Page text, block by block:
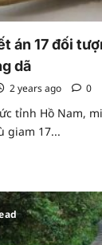
án 17 đối
dã
2 years ago 0
tỉnh Hồ Nam,
giam 17...